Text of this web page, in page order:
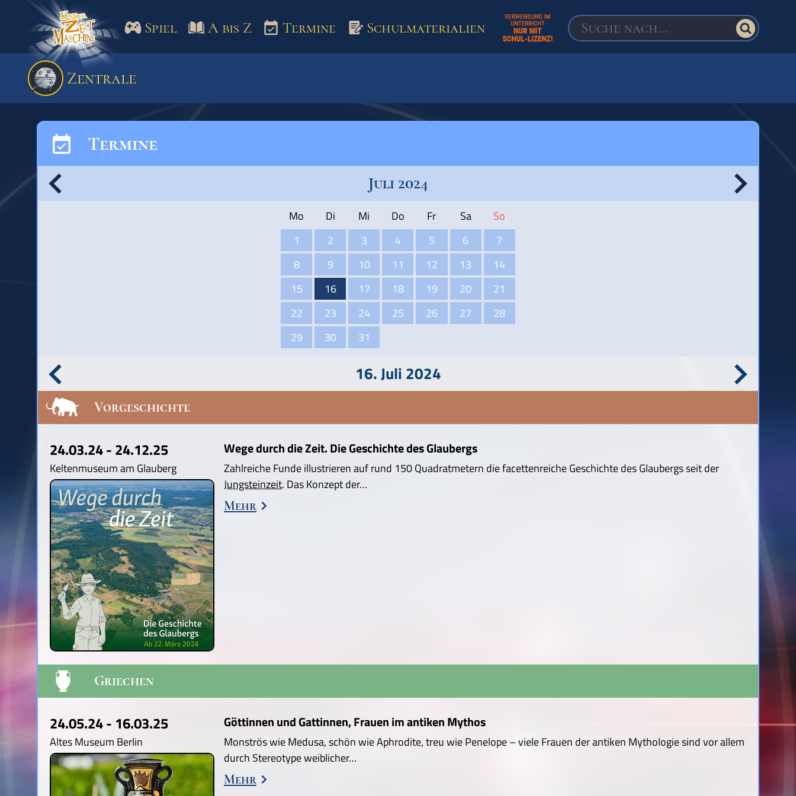
Spiel
Spiel A bis Z Termine Schulmaterialien
Zentrale
Termine
Juli 2024
Mo Di Mi Do Fr Sa
So
1
2 3 4 5 6
7
8
9 10 11 12 13
14
15
16 17 18 19 20
21
22
23 24 25 26 27
28
29
30 31
16. Juli 2024
Vorgeschichte
24.03.24 - 24.12.25
Keltenmuseum am Glauberg
Wege durch die Zeit. Die Geschichte des Glaubergs
Zahlreiche Funde illustrieren auf rund 150 Quadratmetern die facettenreiche Geschichte des Glaubergs seit der
Jungsteinzeit. Das Konzept der…
Mehr
Griechen
24.05.24 - 16.03.25
Altes Museum Berlin
Göttinnen und Gattinnen, Frauen im antiken Mythos
Monströs wie Medusa, schön wie Aphrodite, treu wie Penelope – viele Frauen der antiken Mythologie sind vor allem
durch Stereotype weiblicher…
Mehr